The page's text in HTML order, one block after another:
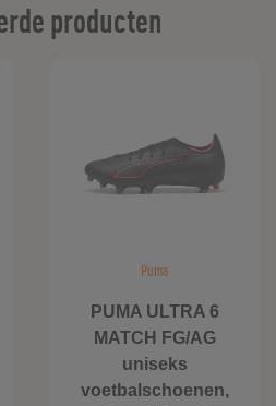
producten
Puma
PUMA ULTRA 6
MATCH FG/AG
uniseks
voetbalschoenen,